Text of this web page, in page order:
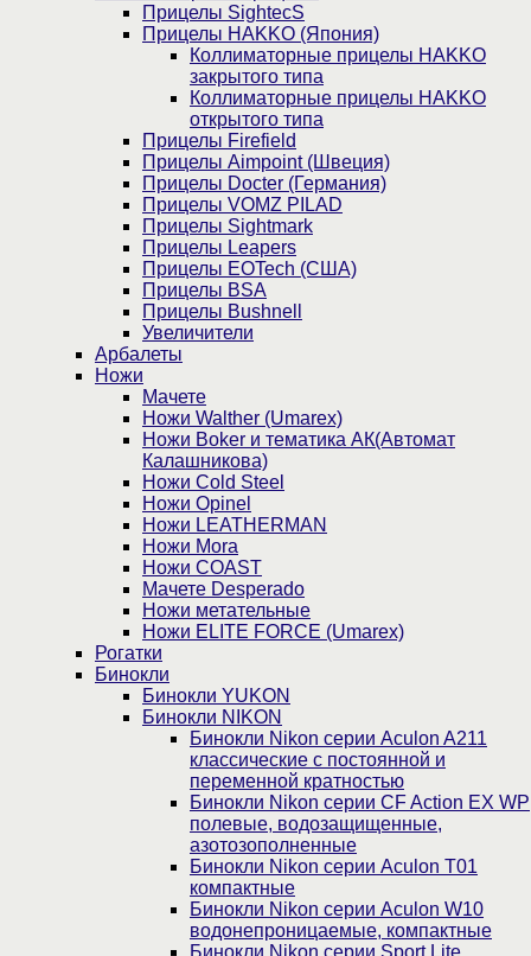
Прицелы SightecS
Прицелы HAKKO (Япония)
Коллиматорные прицелы HAKKO
закрытого типа
Коллиматорные прицелы HAKKO
открытого типа
Прицелы Firefield
Прицелы Aimpoint (Швеция)
Прицелы Docter (Германия)
Прицелы VOMZ PILAD
Прицелы Sightmark
Прицелы Leapers
Прицелы EOTech (США)
Прицелы BSA
Прицелы Bushnell
Увеличители
Арбалеты
Ножи
Мачете
Ножи Walther (Umarex)
Ножи Boker и тематика АК(Автомат
Калашникова)
Ножи Cold Steel
Ножи Opinel
Ножи LEATHERMAN
Ножи Mora
Ножи COAST
Мачете Desperado
Ножи метательные
Ножи ELITE FORCE (Umarex)
Рогатки
Бинокли
Бинокли YUKON
Бинокли NIKON
Бинокли Nikon серии Aculon A211
классические с постоянной и
переменной кратностью
Бинокли Nikon серии СF Action EX WP
полевые, водозащищенные,
азотозополненные
Бинокли Nikon серии Aculon T01
компактные
Бинокли Nikon серии Aculon W10
водонепроницаемые, компактные